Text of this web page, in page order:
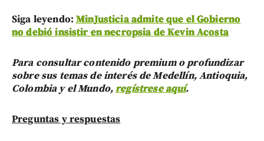
Siga leyendo:MinJusticia admite que el Gobierno
no debió insistir en necropsia de Kevin Acosta
Para consultar contenido premium o profundizar
sobre sus temas de interés de Medellín, Antioquia,
Colombia y el Mundo,regístrese aquí.
Preguntas y respuestas